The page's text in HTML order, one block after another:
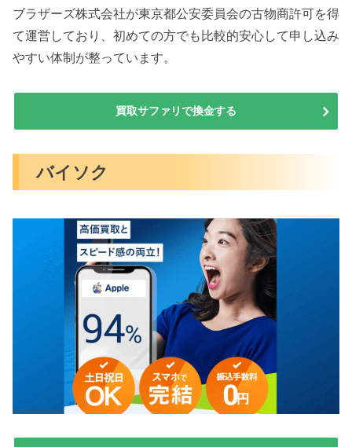
ブラザーズ株式会社が東京都公安委員会の古物商許可を得
て運営しており、初めての方でも比較的安心して申し込み
やすい体制が整っています。
買取サファリで換金する
バイソク